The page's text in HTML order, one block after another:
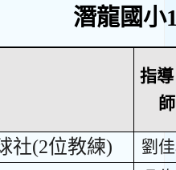
潛龍國小
指
師
社(2位教練) 劉